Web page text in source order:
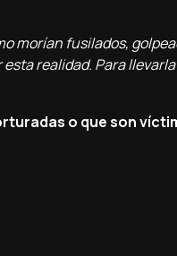
morí­an fusilados,
realidad. Para
o que son